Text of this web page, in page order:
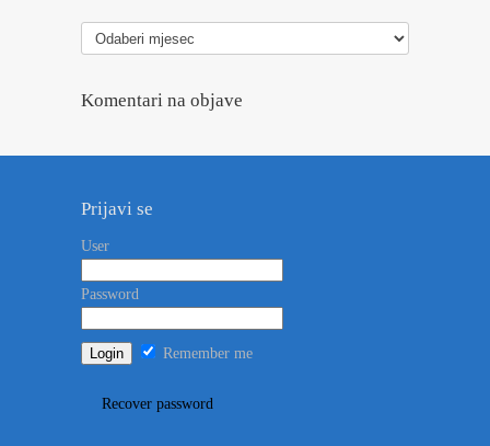
Arhiva
vesti
Komentari na objave
Prijavi se
User
Password
Remember me
Recover password